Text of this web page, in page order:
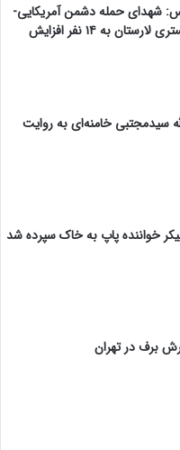
شهدای حمله دشمن آمریکایی-
صهیونیستی به دادگستری لارستان به ۱۴ نفر افزایش
سیدمجتبی خامنه‌ای به روایت
خواننده پاپ به خاک سپرده شد
برف در تهران